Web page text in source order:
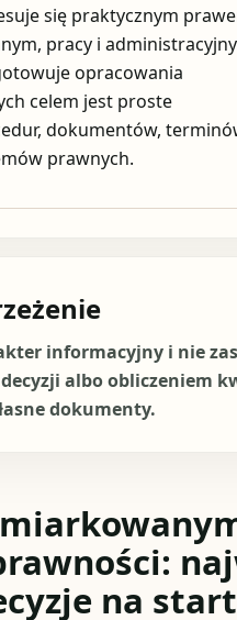
się praktycznym
pracy i
opracowania
celem jest proste
dokumentów,
prawnych.
informacyjny i nie
albo obliczeniem
dokumenty.
na start